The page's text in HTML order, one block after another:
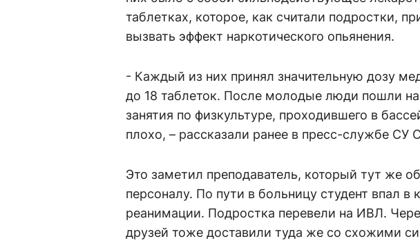
таблетках, которое, как считали подростки,
вызвать эффект наркотического опьянения.
- Каждый из них принял значительную дозу
до 18 таблеток. После молодые люди пошли
занятия по физкультуре, проходившего в
плохо, – рассказали ранее в пресс-службе СУ
Это заметил преподаватель, который тут же
персоналу. По пути в больницу студент впал в
реанимации. Подростка перевели на ИВЛ.
друзей тоже доставили туда же со схожими